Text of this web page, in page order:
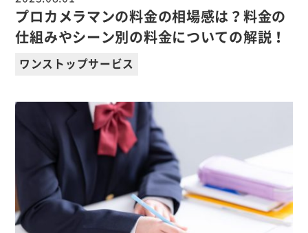
プロカメラマンの料金の相場感は？料金の
仕組みやシーン別の料金についての解説！
ワンストップサービス